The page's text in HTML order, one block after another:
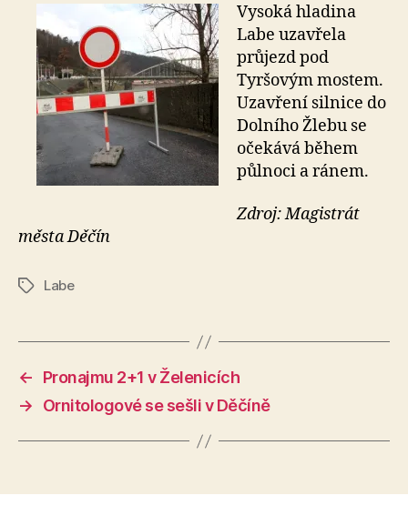
Vysoká hladina
Labe uzavřela
průjezd pod
Tyršovým mostem.
Uzavření silnice do
Dolního Žlebu se
očekává během
půlnoci a ránem.
Zdroj: Magistrát
města Děčín
ŠtítkyLabe
←
Pronajmu 2+1 v Želenicích
→
Ornitologové se sešli v Děčíně